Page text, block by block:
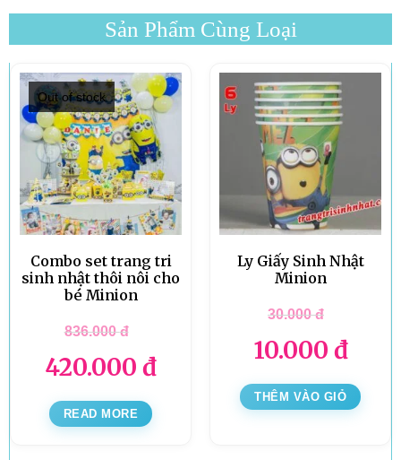
Sản Phẩm Cùng Loại
Out of stock
Combo set trang tri
sinh nhật thôi nôi cho
bé Minion
836.000đ
420.000 đ
READ MORE
Ly Giấy Sinh Nhật
Minion
30.000đ
10.000 đ
THÊM VÀO GIỎ